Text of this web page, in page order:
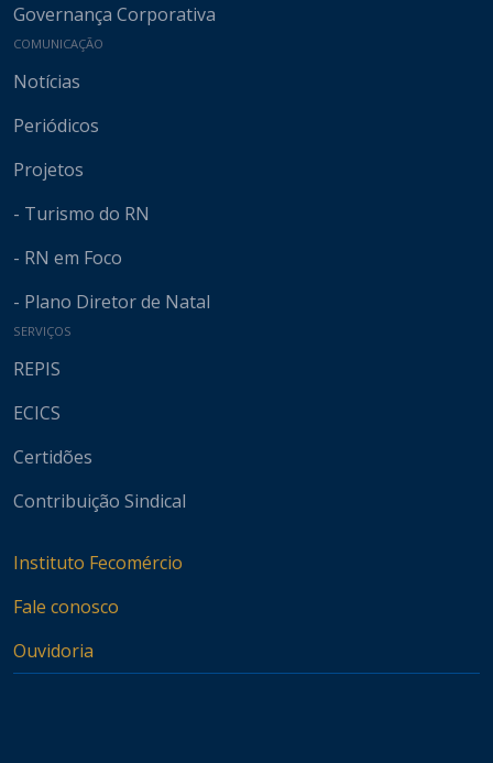
Governança Corporativa
COMUNICAÇÃO
Notícias
Periódicos
Projetos
- Turismo do RN
- RN em Foco
- Plano Diretor de Natal
SERVIÇOS
REPIS
ECICS
Certidões
Contribuição Sindical
Instituto Fecomércio
Fale conosco
Ouvidoria